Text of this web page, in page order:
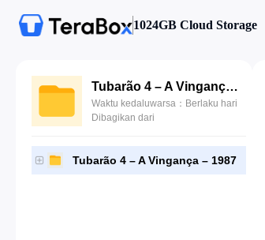
1024GB Cloud Storage
Tubarão 4 – A Vingança – 1987
Waktu kedaluwarsa：Berlaku hari
Dibagikan dari
Tubarão 4 – A Vingança – 1987